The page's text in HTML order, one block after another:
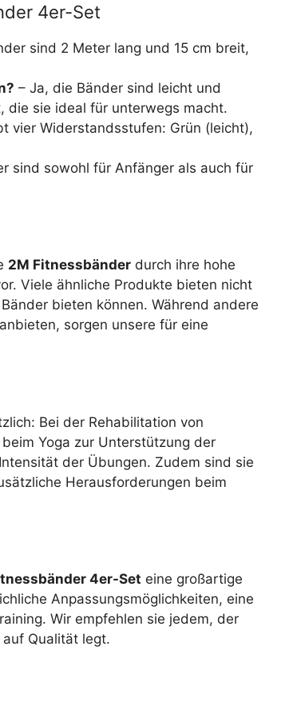
4er-Set
sind 2 Meter lang und 15 cm breit,
– Ja, die Bänder sind leicht und
die sie ideal für unterwegs macht.
vier Widerstandsstufen: Grün (leicht),
sind sowohl für Anfänger als auch für
2M Fitnessbänder durch ihre hohe
Viele ähnliche Produkte bieten nicht
bieten können. Während andere
sorgen unsere für eine
Bei der Rehabilitation von
Yoga zur Unterstützung der
der Übungen. Zudem sind sie
Herausforderungen beim
4er-Set eine großartige
Anpassungsmöglichkeiten, eine
Wir empfehlen sie jedem, der
Qualität legt.